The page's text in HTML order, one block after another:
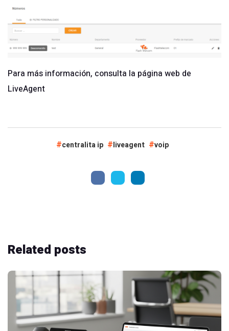
Para más información, consulta la página web de
LiveAgent
centralita ip liveagent voip
Related posts